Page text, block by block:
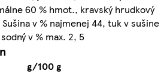
60 % hmot., kravský hrudkový
v % najmenej 44, tuk v sušine
v % max. 2, 5
g/100 g